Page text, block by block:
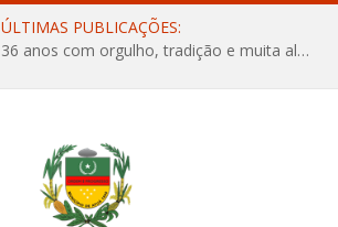
ÚLTIMAS PUBLICAÇÕES:
Afuá comemora 136 anos com orgulho, tradição e muita alegria na Quadra Dr. Nelson Salomão